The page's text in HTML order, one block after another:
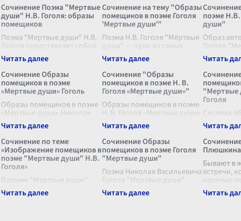
Сочинение Поэма "Мертвые
души" Н.В. Гоголя: образы
помещиков
Поэма "Мертвые души" Н.В.
Гоголя представляет собой
выдающееся произведение
русской литературы, в
котором автор с присущей
ему сатирической остротой
изобразил жизнь
российского общ ...
Сочинение на тему "Образы
помещиков в поэме Гоголя
'Мертвые души'"
Поэма Н.В. Гоголя "Мёртвые
души" — одно из самых
значительных
произведений русской
литературы, где автор
раскрывает жизнь и
характеры российских
помещиков XIX века. Гоголь
мастерск...
поэме
души"
Образ
Гоголя
занимает
через
основные
Сочинение Образы
помещиков в поэме
«Мертвые души» Гоголь
Образы помещиков в поэме
«Мертвые души» Николая
Васильевича Гоголя
являются одним из
ключевых элементов
произведения, которые
раскрывают не только
индивидуальные характеры
персонаж
Сочинение "Образы
помещиков в поэме Н. В.
Гоголя «Мертвые души»"
Образы помещиков в поэме
Н. В. Гоголя «Мертвые души»
Поэма Н. В. Гоголя «Мертвые
души» является одним из
величайших произведений
русской литературы, в
котором автор мастерски
рису...
"Мертвые
Гоголя
Система
"Мертвые
является
позволяя
основные
автора.
Гоголь ...
Сочинение по теме
«Изображение помещиков в
поэме "Мертвые души" Н.В.
Гоголя»
В поэме "Мертвые души"
Н.В. Гоголя помещики
изображены как
Сочинение Образы
помещиков в поэме Гоголя
"Мертвые души"
Поэма Николая Васильевича
Гоголя "Мертвые души"
представляет собой
уникальное произведение в
Бывают в
встречи,
нарочно
чтобы мы
Одной из